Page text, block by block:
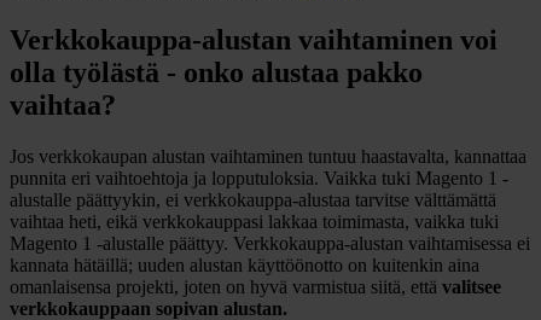
Verkkokauppa-alustan vaihtaminen voi
olla työlästä - onko alustaa pakko
vaihtaa?
Jos verkkokaupan alustan vaihtaminen tuntuu haastavalta, kannattaa
punnita eri vaihtoehtoja ja lopputuloksia. Vaikka tuki Magento 1 -
alustalle päättyykin, ei verkkokauppa-alustaa tarvitse välttämättä
vaihtaa heti, eikä verkkokauppasi lakkaa toimimasta, vaikka tuki
Magento 1 -alustalle päättyy. Verkkokauppa-alustan vaihtamisessa ei
kannata hätäillä; uuden alustan käyttöönotto on kuitenkin aina
omanlaisensa projekti, joten on hyvä varmistua siitä, että valitsee
verkkokauppaan sopivan alustan.